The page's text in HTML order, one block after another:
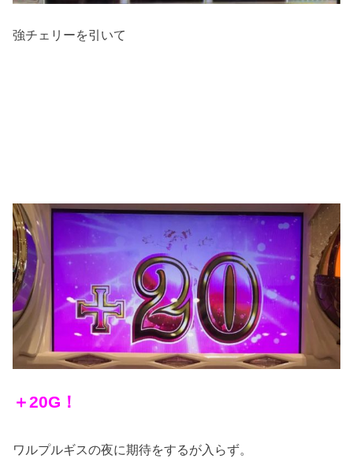
強チェリーを引いて
＋20G！
ワルプルギスの夜に期待をするが入らず。